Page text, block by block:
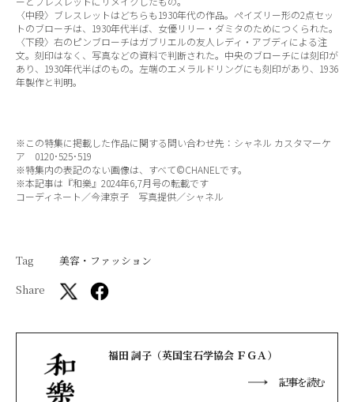
〈中段〉ブレスレットはどちらも1930年代の作品。ペイズリー形の2点セッ
トのブローチは、1930年代半ば、女優リリー・ダミタのためにつくられた。
〈下段〉右のピンブローチはガブリエルの友人レディ・アブディによる注
文。刻印はなく、写真などの資料で判断された。中央のブローチには刻印が
あり、1930年代半ばのもの。左端のエメラルドリングにも刻印があり、1936
年製作と判明。
※この特集に掲載した作品に関する問い合わせ先：シャネル カスタマーケ
ア 0120･525･519
※特集内の表記のない画像は、すべて©CHANELです。
※本記事は『和樂』2024年6,7月号の転載です
コーディネート／今津京子 写真提供／シャネル
Tag
美容・ファッション
Share
福田 詞子（英国宝石学協会 ＦＧＡ）
記事を読む